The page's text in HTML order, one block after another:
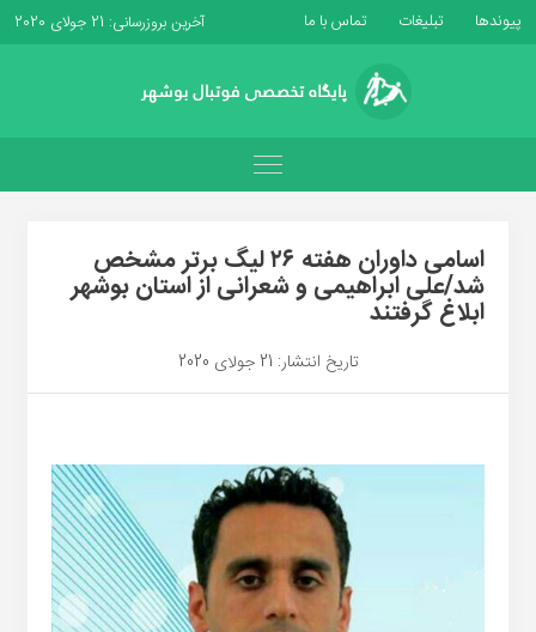
پیوندها تبلیغات تماس با ما آخرین بروزرسانی: 21 جولای 2020
اسامی داوران هفته ۲۶ لیگ برتر مشخص
شد/علی ابراهیمی و شعرانی از استان بوشهر
ابلاغ گرفتند
تاریخ انتشار: 21 جولای 2020